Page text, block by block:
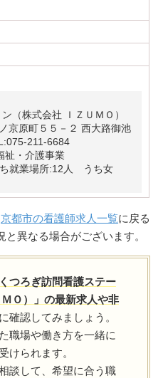
（株式会社 ＩＺＵＭＯ）
京原町５５－２ 西大路御池
211-6684
祉・介護事業
就業場所:12人 うち女
京都市の看護師求人一覧に戻る
異なる場合がございます。
くつろぎ訪問看護ステー
Ｏ）」の最新求人や非
確認してみましょう。
職場や働き方を一緒に
けられます。
談して、希望に合う職